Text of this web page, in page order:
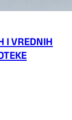
I VREDNIH